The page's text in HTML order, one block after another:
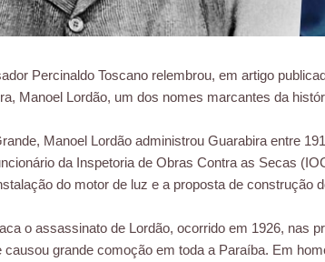
Percinaldo Toscano relembrou, em artigo
Manoel Lordão, um dos nomes marcantes da
Manoel Lordão administrou Guarabira entre
da Inspetoria de Obras Contra as Secas
do motor de luz e a proposta de construção
o assassinato de Lordão, ocorrido em 1926, nas
causou grande comoção em toda a Paraíba. Em